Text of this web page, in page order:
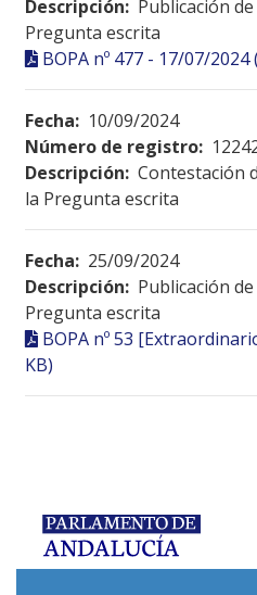
Descripción: Publicación
Pregunta escrita
BOPA nº 477 - 17/07/2024
Fecha: 10/09/2024
Número de registro:
Descripción: Contestación
la Pregunta escrita
Fecha: 25/09/2024
Descripción: Publicación
Pregunta escrita
BOPA nº 53
KB)